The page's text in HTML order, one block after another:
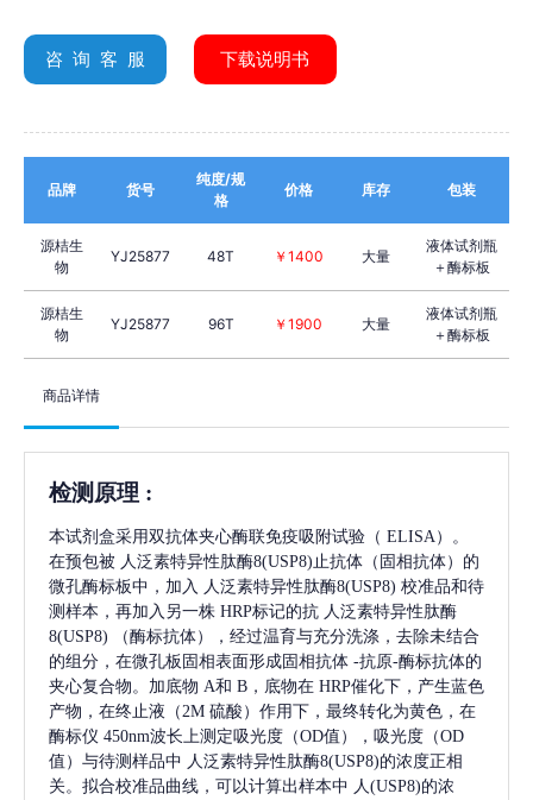
咨 询 客 服 下载说明书
品牌 货号
纯度/规
格
价格 库存 包装
源桔生
物
YJ25877 48T ￥1400 大量
液体试剂瓶
＋酶标板
源桔生
物
YJ25877 96T ￥1900 大量
液体试剂瓶
＋酶标板
商品详情
检测原理 :
本试剂盒采用双抗体夹心酶联免疫吸附试验（ ELISA）。
在预包被 人泛素特异性肽酶8(USP8) 止抗体（固相抗体）的
微孔酶标板中，加入
人泛素特异性肽酶8(USP8) 校准品和待
测样本，再加入另一株 HRP标记的抗 人泛素特异性肽酶
8(USP8)
（酶标抗体），经过温育与充分洗涤，去除未结合
的组分，在微孔板固相表面形成固相抗体 -抗原-酶标抗体的
夹心复合物。加底物 A和 B，底物在 HRP催化下，产生蓝色
产物，在终止液（2M 硫酸）作用下，最终转化为黄色，在
酶标仪 450nm波长上测定吸光度（OD值），吸光度（OD
值）与待测样品中 人泛素特异性肽酶8(USP8)的浓度正相
关。拟合校准品曲线，可以计算出样本中 人(USP8)的浓